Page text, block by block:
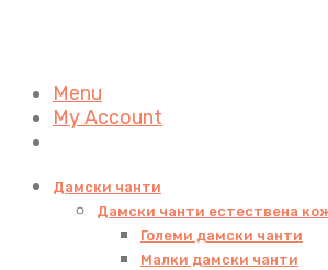
Menu
My Account
Дамски чанти
Дамски чанти естествена
Големи дамски чанти
Малки дамски чанти